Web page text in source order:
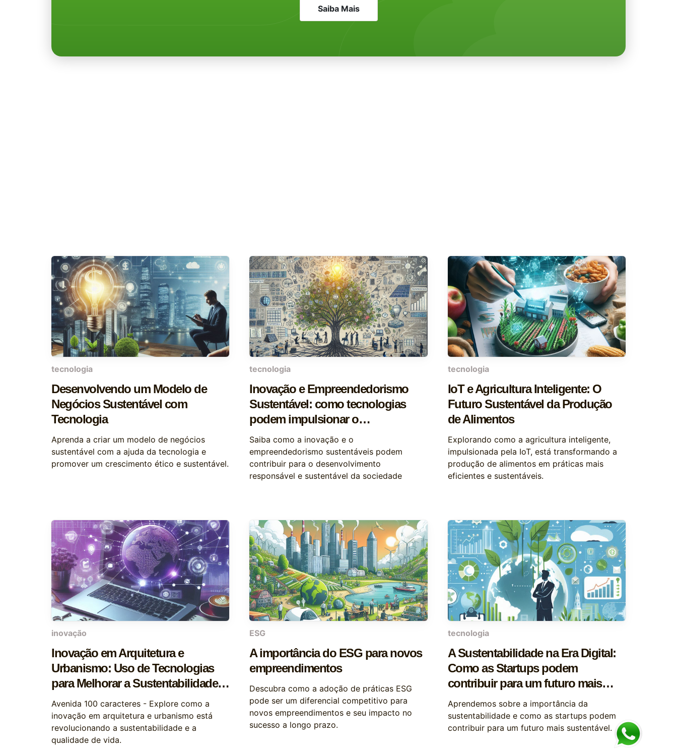
Saiba Mais
tecnologia
Desenvolvendo um Modelo de
Negócios Sustentável com
Tecnologia
Aprenda a criar um modelo de negócios
sustentável com a ajuda da tecnologia e
promover um crescimento ético e sustentável.
tecnologia
Inovação e Empreendedorismo
Sustentável: como tecnologias
podem impulsionar o
desenvolvimento sustentável
Saiba como a inovação e o
empreendedorismo sustentáveis podem
contribuir para o desenvolvimento
responsável e sustentável da sociedade
tecnologia
IoT e Agricultura Inteligente: O
Futuro Sustentável da Produção
de Alimentos
Explorando como a agricultura inteligente,
impulsionada pela IoT, está transformando a
produção de alimentos em práticas mais
eficientes e sustentáveis.
inovação
Inovação em Arquitetura e
Urbanismo: Uso de Tecnologias
para Melhorar a Sustentabilidade e
a Qualidade de Vida
Avenida 100 caracteres - Explore como a
inovação em arquitetura e urbanismo está
revolucionando a sustentabilidade e a
qualidade de vida.
ESG
A importância do ESG para novos
empreendimentos
Descubra como a adoção de práticas ESG
pode ser um diferencial competitivo para
novos empreendimentos e seu impacto no
sucesso a longo prazo.
tecnologia
A Sustentabilidade na Era Digital:
Como as Startups podem
contribuir para um futuro mais
sustentável
Aprendemos sobre a importância da
sustentabilidade e como as startups podem
contribuir para um futuro mais sustentável.